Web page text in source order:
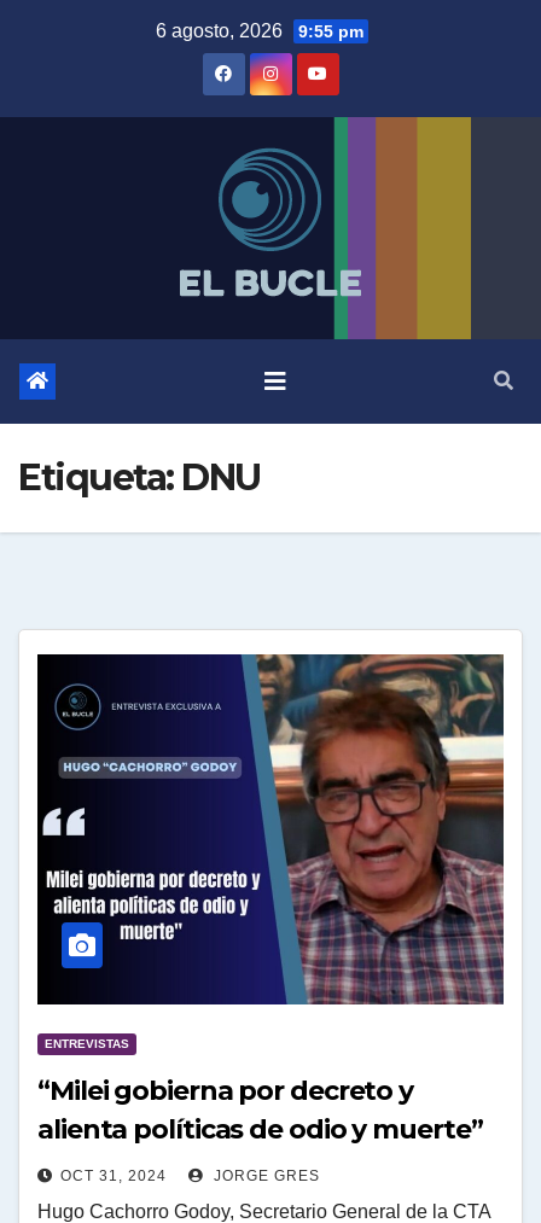
6 agosto, 2026 9:55 pm
Etiqueta: DNU
ENTREVISTAS
“Milei gobierna por decreto y
alienta políticas de odio y muerte”
OCT 31, 2024 JORGE GRES
Hugo Cachorro Godoy, Secretario General de la CTA